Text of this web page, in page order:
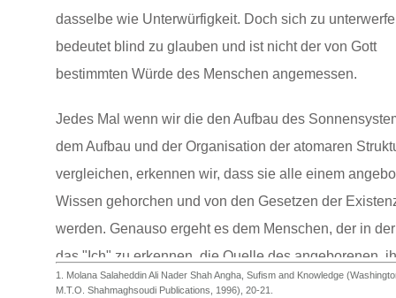
dasselbe wie Unterwürfigkeit. Doch sich zu
bedeutet blind zu glauben und ist nicht der von Gott
bestimmten Würde des Menschen angemessen.
Jedes Mal wenn wir die den Aufbau des
dem Aufbau und der Organisation der atomaren
vergleichen, erkennen wir, dass sie alle einem
Wissen gehorchen und von den Gesetzen der
werden. Genauso ergeht es dem Menschen, der in
das "Ich" zu erkennen, die Quelle des angeborenen,
innewohnenden Wissens. Dies ist der Zustand der
1. Molana Salaheddin Ali Nader Shah Angha, Sufism and Knowledge
M.T.O. Shahmaghsoudi Publications, 1996), 20-21.